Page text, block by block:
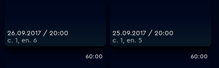
26.09.2017 / 20:00
с. 1, еп. 6
25.09.2017 / 20:00
с. 1, еп. 5
60:00 60:00